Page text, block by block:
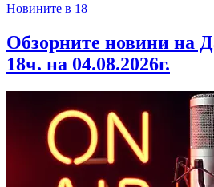
Новините в 18
Обзорните новини на
18ч. на 04.08.2026г.